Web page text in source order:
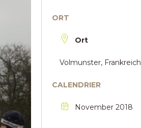
ORT
Ort
Volmunster, Frankreich
CALENDRIER
November 2018